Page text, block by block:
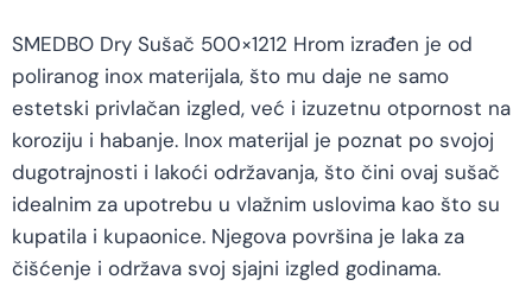
SMEDBO Dry Sušač 500×1212 Hrom izrađen je od
poliranog inox materijala, što mu daje ne samo
estetski privlačan izgled, već i izuzetnu otpornost na
koroziju i habanje. Inox materijal je poznat po svojoj
dugotrajnosti i lakoći održavanja, što čini ovaj sušač
idealnim za upotrebu u vlažnim uslovima kao što su
kupatila i kupaonice. Njegova površina je laka za
čišćenje i održava svoj sjajni izgled godinama.